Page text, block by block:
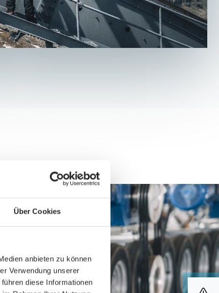
Über Cookies
anbieten zu können
Verwendung unserer
diese Informationen